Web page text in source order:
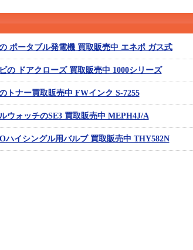
ポータブル発電機 買取販売中 エネポ ガス式
の ドアクローズ 買取販売中 1000シリーズ
トナー買取販売中 FWインク S-7255
ウォッチのSE3 買取販売中 MEPH4J/A
ハイシングル用バルブ 買取販売中 THY582N